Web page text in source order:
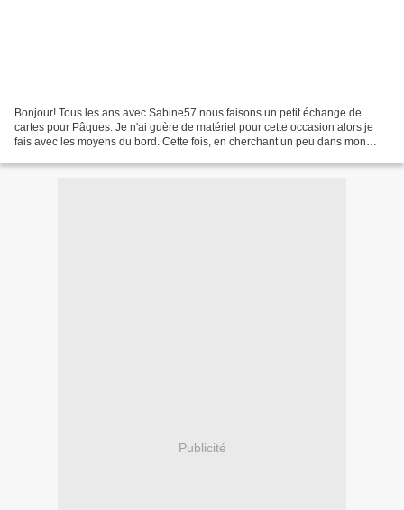
Bonjour! Tous les ans avec Sabine57 nous faisons un petit échange de
cartes pour Pâques. Je n'ai guère de matériel pour cette occasion alors je
fais avec les moyens du bord. Cette fois, en cherchant un peu dans mon
Publicité